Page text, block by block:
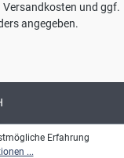
Versandkosten und ggf.
angegeben.
Erfahrung
...